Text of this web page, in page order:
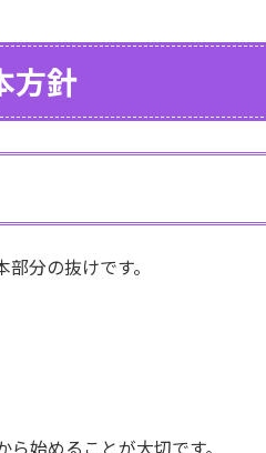
方針
分の抜けです。
始めることが大切です。